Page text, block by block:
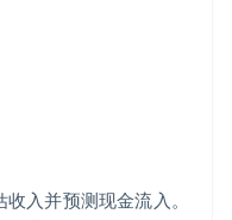
入并预测现金流入。